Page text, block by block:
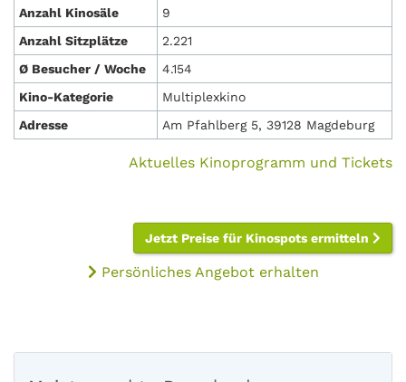
Anzahl Kinosäle
9
Anzahl Sitzplätze
2.221
Ø Besucher / Woche
4.154
Kino-Kategorie
Multiplexkino
Adresse
Am Pfahlberg 5, 39128 Magdeburg
Aktuelles Kinoprogramm und Tickets
Jetzt Preise für Kinospots ermitteln
Persönliches Angebot erhalten